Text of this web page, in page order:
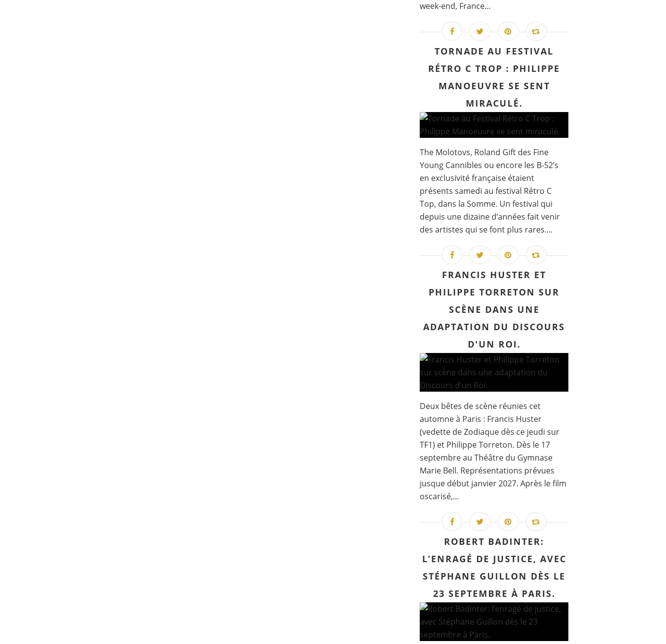
week-end, France...
TORNADE AU FESTIVAL
RÉTRO C TROP : PHILIPPE
MANOEUVRE SE SENT
MIRACULÉ.
The Molotovs, Roland Gift des Fine
Young Cannibles ou encore les B-52’s
en exclusivité française étaient
présents samedi au festival Rétro C
Top, dans la Somme. Un festival qui
depuis une dizaine d’années fait venir
des artistes qui se font plus rares....
FRANCIS HUSTER ET
PHILIPPE TORRETON SUR
SCÈNE DANS UNE
ADAPTATION DU DISCOURS
D'UN ROI.
Deux bêtes de scène réunies cet
automne à Paris : Francis Huster
(vedette de Zodiaque dès ce jeudi sur
TF1) et Philippe Torreton. Dès le 17
septembre au Théâtre du Gymnase
Marie Bell. Représentations prévues
jusque début janvier 2027. Après le film
oscarisé,...
ROBERT BADINTER:
L’ENRAGÉ DE JUSTICE, AVEC
STÉPHANE GUILLON DÈS LE
23 SEPTEMBRE À PARIS.